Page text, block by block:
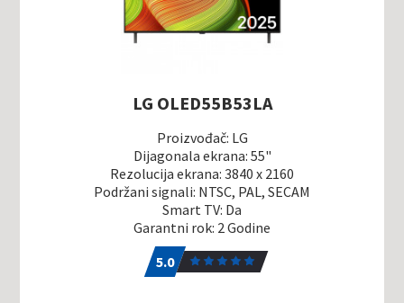
LG OLED55B53LA
Proizvođač: LG
Dijagonala ekrana: 55"
Rezolucija ekrana: 3840 x 2160
Podržani signali: NTSC, PAL, SECAM
Smart TV: Da
Garantni rok: 2 Godine
5.0